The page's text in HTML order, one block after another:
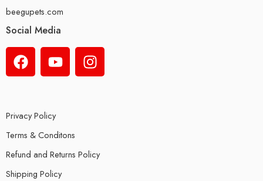
beegupets.com
Social Media
Privacy Policy
Terms & Conditons
Refund and Returns Policy
Shipping Policy